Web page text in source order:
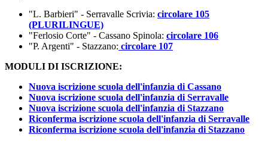
"L. Barbieri" - Serravalle Scrivia: circolare 105
(PLURILINGUE)
"Ferlosio Corte" - Cassano Spinola: circolare 106
"P. Argenti" - Stazzano: circolare 107
MODULI DI ISCRIZIONE:
Nuova iscrizione scuola dell'infanzia di Cassano
Nuova iscrizione scuola dell'infanzia di Serravalle
Nuova iscrizione scuola dell'infanzia di Stazzano
Riconferma iscrizione scuola dell'infanzia di Serravalle
Riconferma iscrizione scuola dell'infanzia di Stazzano